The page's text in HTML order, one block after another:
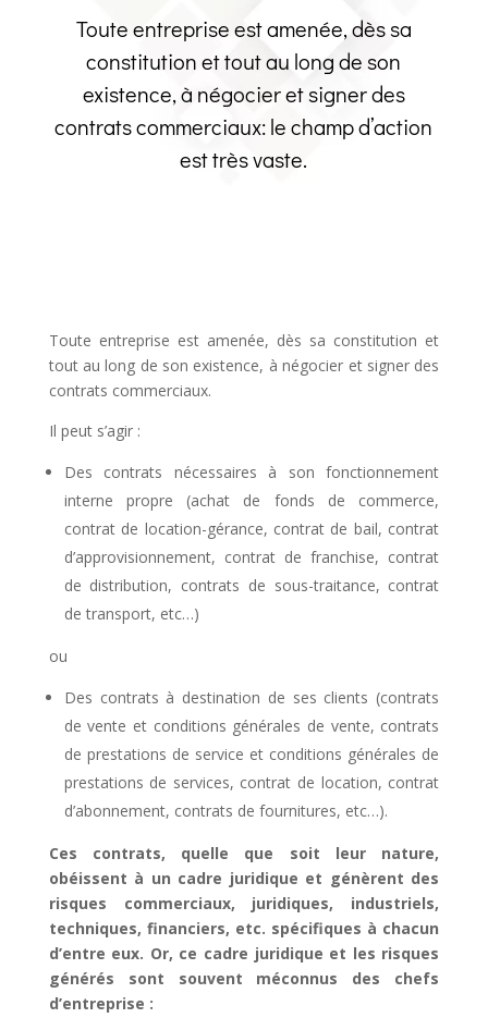
Toute entreprise est amenée, dès sa
constitution et tout au long de son
existence, à négocier et signer des
contrats commerciaux: le champ d’action
est très vaste.
Toute entreprise est amenée, dès sa constitution et
tout au long de son existence, à négocier et signer des
contrats commerciaux.
Il peut s’agir :
Des contrats nécessaires à son fonctionnement
interne propre (achat de fonds de commerce,
contrat de location-gérance, contrat de bail, contrat
d’approvisionnement, contrat de franchise, contrat
de distribution, contrats de sous-traitance, contrat
de transport, etc…)
ou
Des contrats à destination de ses clients (contrats
de vente et conditions générales de vente, contrats
de prestations de service et conditions générales de
prestations de services, contrat de location, contrat
d’abonnement, contrats de fournitures, etc…).
Ces contrats, quelle que soit leur nature,
obéissent à un cadre juridique et génèrent des
risques commerciaux, juridiques, industriels,
techniques, financiers, etc. spécifiques à chacun
d’entre eux. Or, ce cadre juridique et les risques
générés sont souvent méconnus des chefs
d’entreprise :